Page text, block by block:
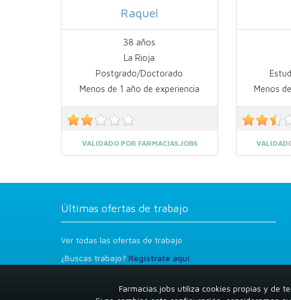
Raquel
38 años
La Rioja
Postgrado/Doctorado
Menos de 1 año de experiencia
VALIDADO POR FARMACIAS.JOBS
Menos
Últimas ofertas de trabajo
Ver todas las ofertas de trabajo
¿Buscas trabajo? Regístrate aquí
Farmacias.jobs utiliza cookies propias y de